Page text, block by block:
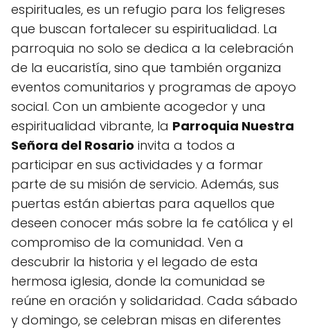
espirituales, es un refugio para los feligreses
que buscan fortalecer su espiritualidad. La
parroquia no solo se dedica a la celebración
de la eucaristía, sino que también organiza
eventos comunitarios y programas de apoyo
social. Con un ambiente acogedor y una
espiritualidad vibrante, la Parroquia Nuestra
Señora del Rosario invita a todos a
participar en sus actividades y a formar
parte de su misión de servicio. Además, sus
puertas están abiertas para aquellos que
deseen conocer más sobre la fe católica y el
compromiso de la comunidad. Ven a
descubrir la historia y el legado de esta
hermosa iglesia, donde la comunidad se
reúne en oración y solidaridad. Cada sábado
y domingo, se celebran misas en diferentes